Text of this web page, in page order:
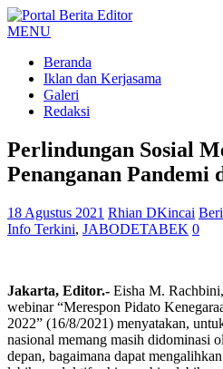
MENU
Beranda
Iklan dan Kerjasama
Galeri
Redaksi
Perlindungan Sosial
Penanganan Pandemi
18 Agustus 2021 Rhian DKincai
Info Terkini, JABODETABEK 0
Jakarta, Editor.- Eisha M.
webinar “Merespon Pidato
2022” (16/8/2021) menyatakan,
nasional memang masih didominasi
depan, bagaimana dapat